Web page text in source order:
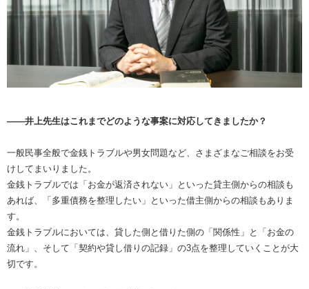
――井上先生はこれまでどのような事案に対応してきましたか？
一般民事全般で金銭トラブルや男女問題など、さまざまなご相談をお受
けしてまいりました。
金銭トラブルでは「お金が返済されない」といった貸主側からの相談も
あれば、「多重債務を整理したい」といった借主側からの相談もありま
す。
金銭トラブルにおいては、貸した側と借りた側の「関係性」と「お金の
流れ」、そして「契約や貸し借りの記録」の3点を整理していくことが大
切です。